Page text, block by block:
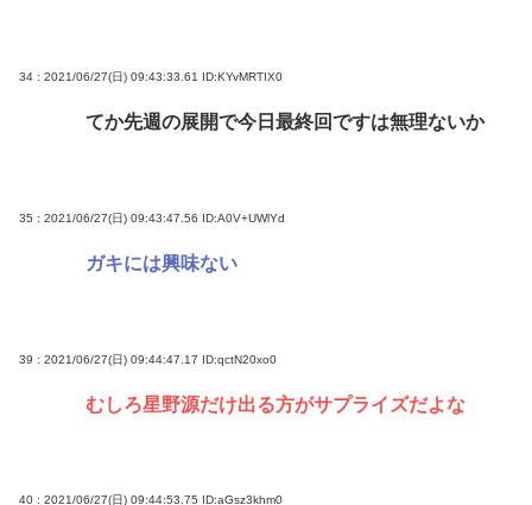
34 : 2021/06/27(日) 09:43:33.61 ID:KYvMRTIX0
てか先週の展開で今日最終回ですは無理ないか
35 : 2021/06/27(日) 09:43:47.56 ID:A0V+UWlYd
ガキには興味ない
39 : 2021/06/27(日) 09:44:47.17 ID:qctN20xo0
むしろ星野源だけ出る方がサプライズだよな
40 : 2021/06/27(日) 09:44:53.75 ID:aGsz3khm0